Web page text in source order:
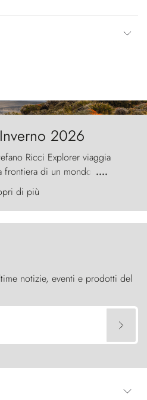
2026
Ricci Explorer viaggia
frontiera di un mondo
scolpisce la natura con
del Paine sfidano il
di pietra.
....
di più
notizie, eventi e prodotti del